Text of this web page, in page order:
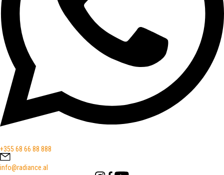
+355 68 66 88 888
info@radiance.al